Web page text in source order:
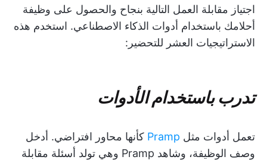
اجتياز مقابلة العمل التالية بنجاح والحصول على وظيفة
أحلامك باستخدام أدوات الذكاء الاصطناعي. استخدم هذه
الاستراتيجيات العشر للتحضير:
تدرب باستخدام الأدوات
تعمل أدوات مثل Pramp كأنها محاور افتراضي. أدخل
وصف الوظيفة، وشاهد Pramp وهي تولد أسئلة مقابلة